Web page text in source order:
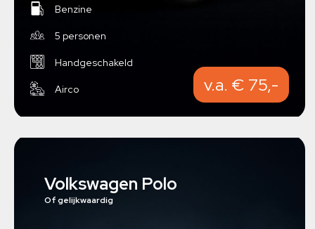
Benzine
5 personen
Handgeschakeld
Airco v.a. € 75,-
Volkswagen Polo
Of gelijkwaardig